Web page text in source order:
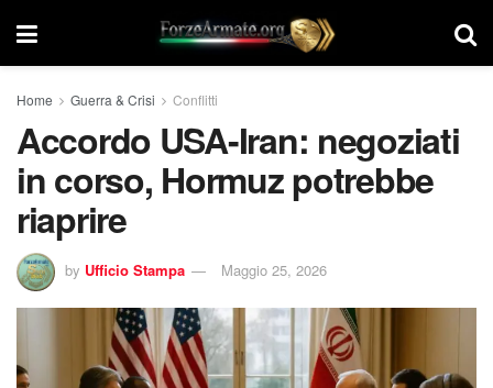
Home Guerra & Crisi Conflitti
Accordo USA-Iran: negoziati
in corso, Hormuz potrebbe
riaprire
by Ufficio Stampa Maggio 25, 2026